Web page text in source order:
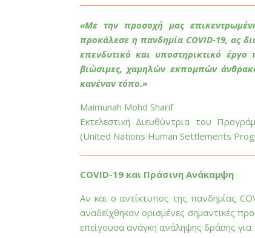
«Με τηνπροσοχή μας
προκάλεσε η πανδημία COVID-19, ας
επενδυτικό και υποστηρικτικό
βιώσιμες, χαμηλών εκπομπών
κανέναν τόπο.»
Maimunah Mohd Sharif
Εκτελεστική Διευθύντρια του
(United Nations Human Settlements
COVID-19 και Πράσινη Ανάκαμψη
Αν και ο αντίκτυπος της πανδημίας
αναδείχθηκαν ορισμένες σημαντικές
επείγουσα ανάγκη ανάληψης δράσης